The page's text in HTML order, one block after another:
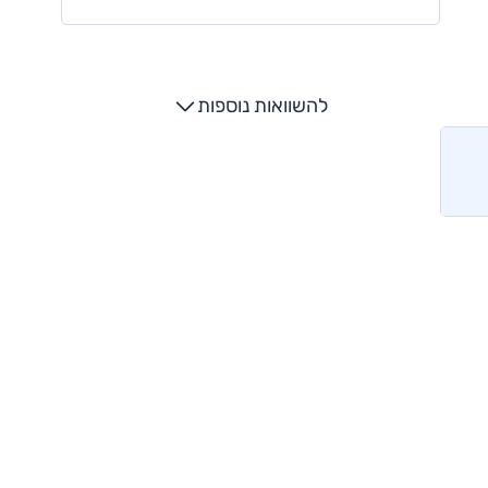
להשוואות נוספות